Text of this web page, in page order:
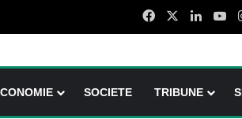
Facebook
SOCIETE TRIBUNE